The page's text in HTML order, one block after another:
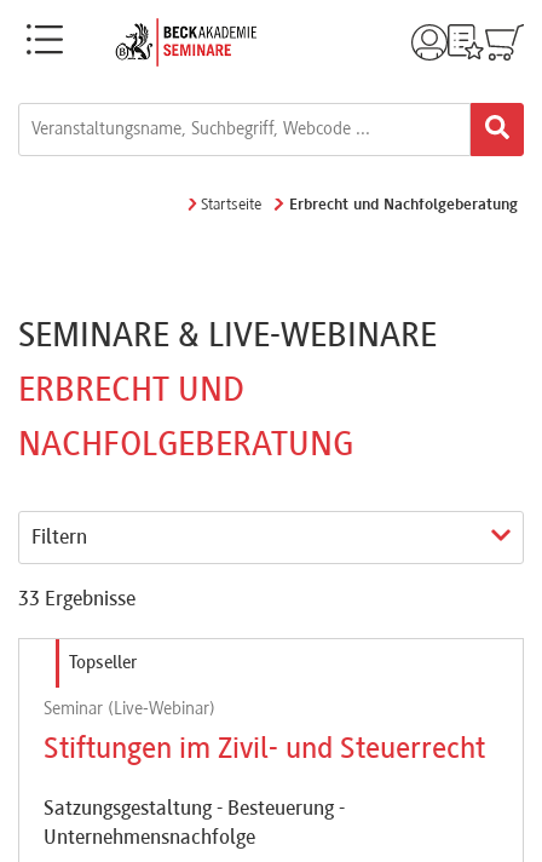
Menü
Webinare
e-
Referenten
Kontakt
Über
uns
Filter
Stunden
(§ 15)
(§ 9)
Veranstaltungstyp
Veranstaltungsorte
Veranstaltungszeiten
Startseite Erbrecht und Nachfolgeberatung
SEMINARE & LIVE-WEBINARE
ERBRECHT UND
NACHFOLGEBERATUNG
Filtern
33 Ergebnisse
Topseller
Seminar (Live-Webinar)
Stiftungen im Zivil- und Steuerrecht
Satzungsgestaltung - Besteuerung -
Unternehmensnachfolge